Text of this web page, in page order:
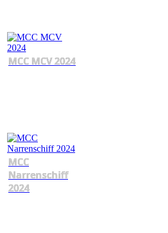
MCC MCV 2024
MCC
Narrenschiff
2024